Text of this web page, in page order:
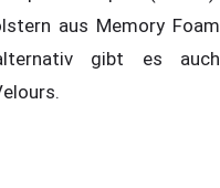
aus Memory Foam
gibt es auch